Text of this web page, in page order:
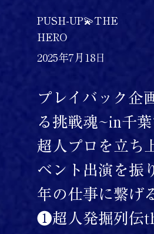
PUSH-UP💫THE
HERO
2025年7月18日
プレイバック企
る挑戦魂~in千葉
超人プロを立ち
ベント出演を振
年の仕事に繋げ
❶超人発掘列伝